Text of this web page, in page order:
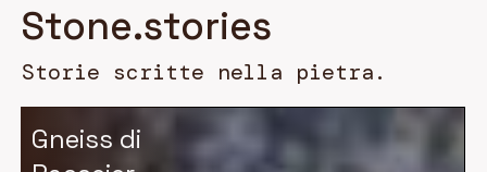
Stone.stories
Storie scritte nella pietra.
Gneiss di